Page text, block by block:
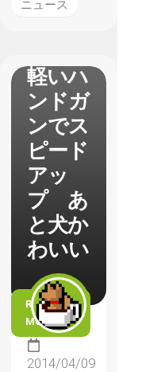
ニュース
軽いハ
ンドガ
ンでス
ピード
アッ
プ あ
と犬か
わいい
READ
MORE
2014/04/09